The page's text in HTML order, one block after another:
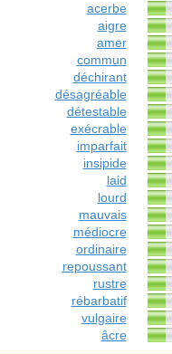
acerbe
aigre
amer
commun
déchirant
désagréable
détestable
exécrable
imparfait
insipide
laid
lourd
mauvais
médiocre
ordinaire
repoussant
rustre
rébarbatif
vulgaire
âcre